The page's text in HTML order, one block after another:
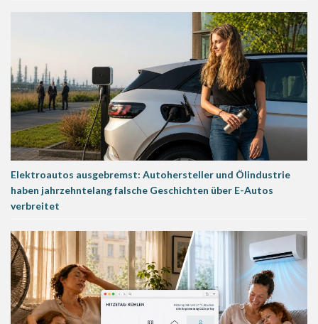
Elektroautos ausgebremst: Autohersteller und Ölindustrie
haben jahrzehntelang falsche Geschichten über E-Autos
verbreitet